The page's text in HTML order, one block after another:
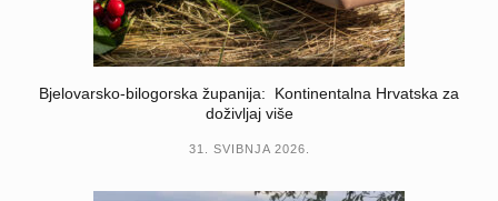
Bjelovarsko-bilogorska županija: Kontinentalna Hrvatska za
doživljaj više
31. SVIBNJA 2026.